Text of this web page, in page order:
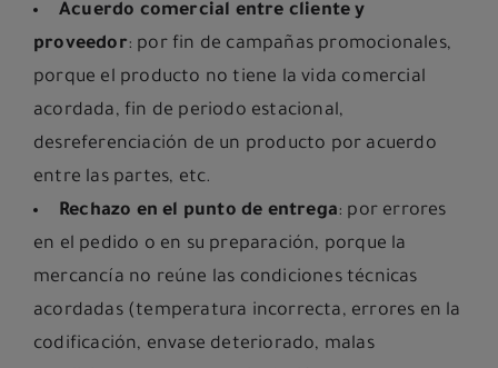
Acuerdo comercial entre cliente y
proveedor: por fin de campañas promocionales,
porque el producto no tiene la vida comercial
acordada, fin de periodo estacional,
desreferenciación de un producto por acuerdo
entre las partes, etc.
Rechazo en el punto de entrega: por errores
en el pedido o en su preparación, porque la
mercancía no reúne las condiciones técnicas
acordadas (temperatura incorrecta, errores en la
codificación, envase deteriorado, malas